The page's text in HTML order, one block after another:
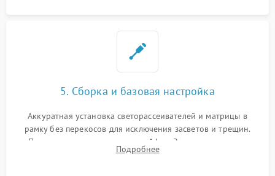
5. Сборка и базовая настройка
Аккуратная установка светорассеивателей и матрицы в
рамку без перекосов для исключения засветов и трещин.
Подключение внутренних шлейфов. Закрытие корпуса.
Сброс настроек и обновление программного обеспечения.
Подробнее